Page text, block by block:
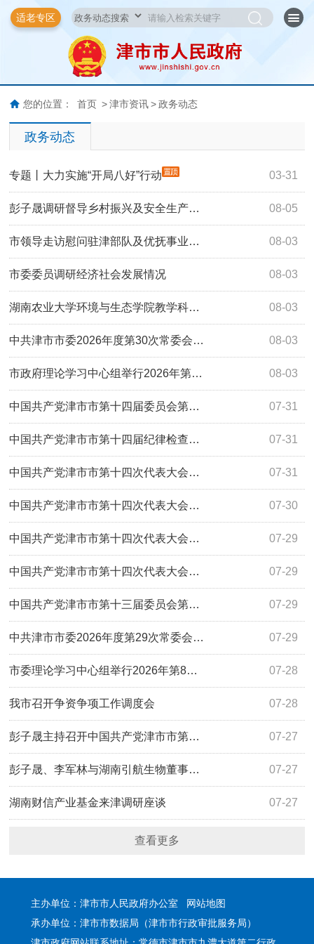
适老专区
您的位置： 首页 > 津市资讯 > 政务动态
政务动态
03-31
专题丨大力实施“开局八好”行动
08-05
彭子晟调研督导乡村振兴及安全生产…
08-03
市领导走访慰问驻津部队及优抚事业…
08-03
市委委员调研经济社会发展情况
08-03
湖南农业大学环境与生态学院教学科…
08-03
中共津市市委2026年度第30次常委会…
08-03
市政府理论学习中心组举行2026年第…
07-31
中国共产党津市市第十四届委员会第…
07-31
中国共产党津市市第十四届纪律检查…
07-31
中国共产党津市市第十四次代表大会…
07-30
中国共产党津市市第十四次代表大会…
07-29
中国共产党津市市第十四次代表大会…
07-29
中国共产党津市市第十四次代表大会…
07-29
中国共产党津市市第十三届委员会第…
07-29
中共津市市委2026年度第29次常委会…
07-28
市委理论学习中心组举行2026年第8…
07-28
我市召开争资争项工作调度会
07-27
彭子晟主持召开中国共产党津市市第…
07-27
彭子晟、李军林与湖南引航生物董事…
07-27
湖南财信产业基金来津调研座谈
查看更多
主办单位：津市市人民政府办公室 网站地图
承办单位：津市市数据局（津市市行政审批服务局）